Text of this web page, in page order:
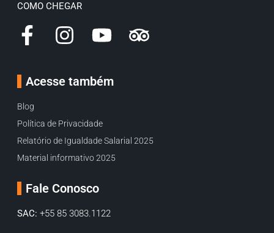
COMO CHEGAR
Acesse também
Blog
Política de Privacidade
Relatório de Igualdade Salarial 2025
Material informativo 2025
Fale Conosco
SAC: +55 85 3083.1122